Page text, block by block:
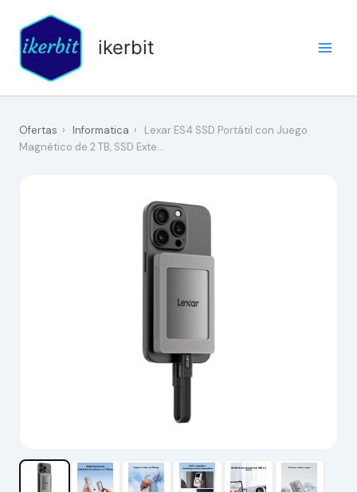
contenido
ikerbit
Ofertas › Informatica ›
Lexar ES4 SSD Portátil con Juego
Magnético de 2 TB, SSD Exte…